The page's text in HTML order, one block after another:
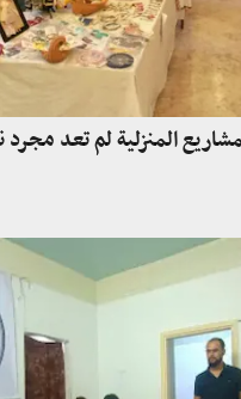
المنزلية لم تعد